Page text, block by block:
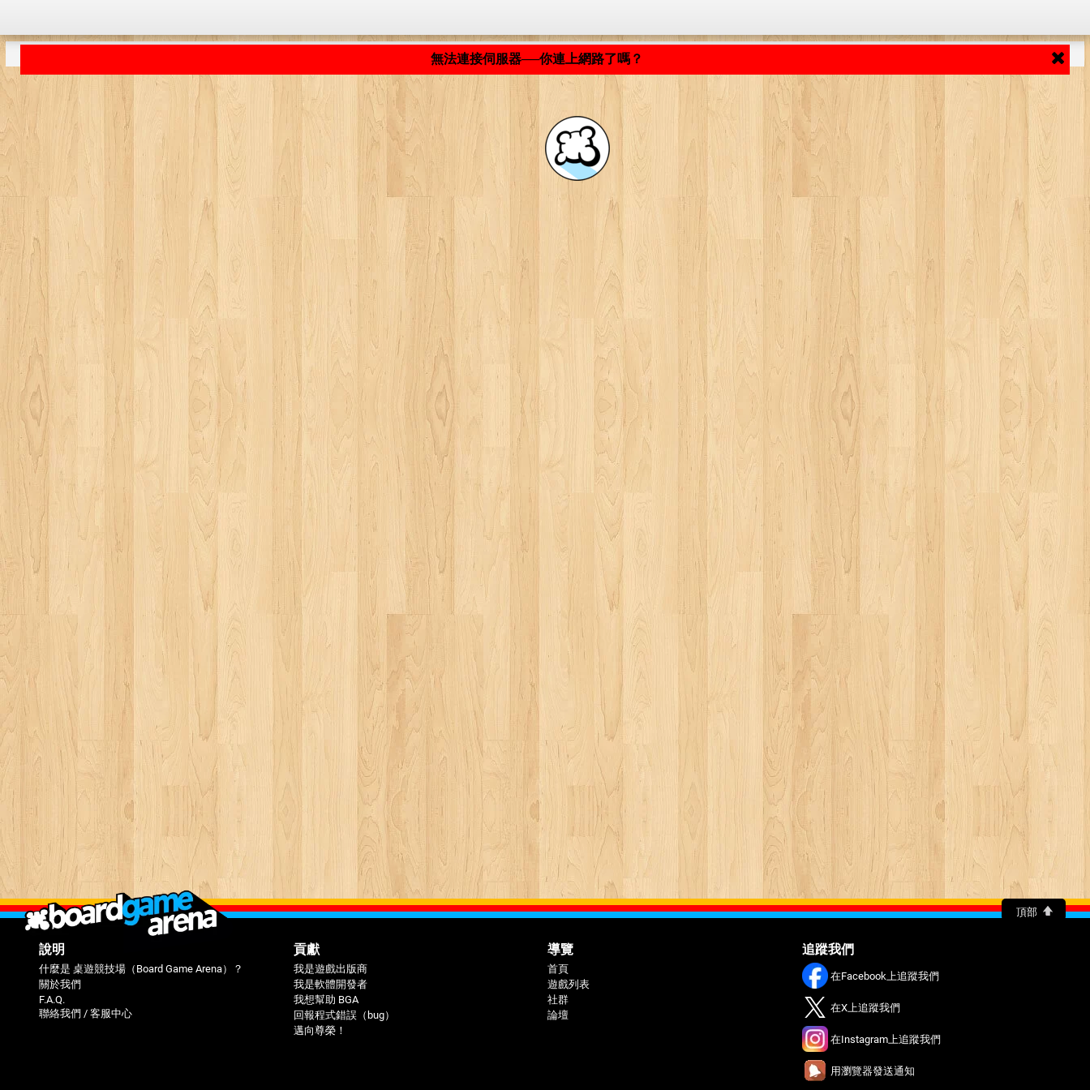
無法連接伺服器──你連上網路了嗎？
程式載入中... ...
頂部
說明
什麼是 桌遊競技場（Board Game Arena）？
關於我們
F.A.Q.
聯絡我們 / 客服中心
貢獻
我是遊戲出版商
我是軟體開發者
我想幫助 BGA
回報程式錯誤（bug）
邁向尊榮！
導覽
首頁
遊戲列表
社群
論壇
追蹤我們
在Facebook上追蹤我們
在X上追蹤我們
在Instagram上追蹤我們
用瀏覽器發送通知